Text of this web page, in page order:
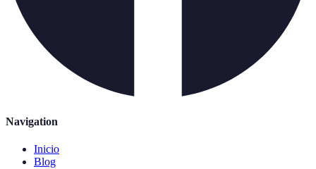
Navigation
Inicio
Blog